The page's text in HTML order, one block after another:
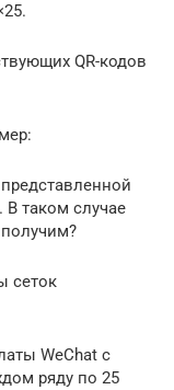
QR-кодов
таком случае
сеток
WeChat с
ряду по 25